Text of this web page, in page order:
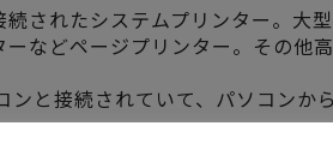
されたシステムプリンター。大
などページプリンター。その他
ンと接続されていて、パソコン